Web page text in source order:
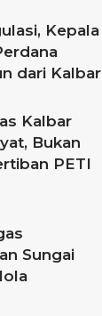
Kepala
dari Kalbar
Kalbar
Bukan
PETI
Sungai